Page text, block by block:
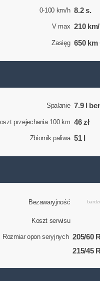
0-100 km/h 8.2 s.
V max 210
Zasięg 650 km
Spalanie 7.9 l
przejechania 100 km 46 zł
Zbiornik paliwa 51 l
Bezawaryjność
Koszt serwisu
Rozmiar opon seryjnych 205/60
215/45